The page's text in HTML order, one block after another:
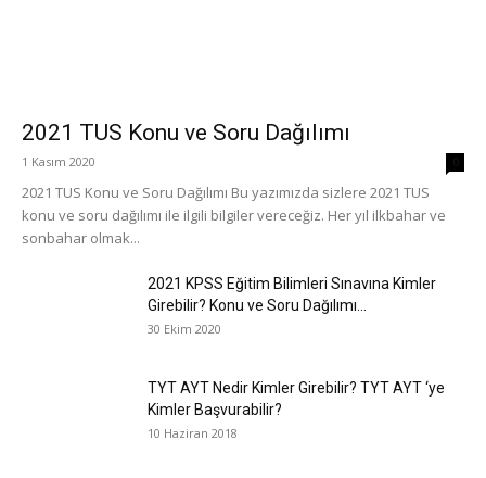
2021 TUS Konu ve Soru Dağılımı
1 Kasım 2020
2021 TUS Konu ve Soru Dağılımı Bu yazımızda sizlere 2021 TUS
konu ve soru dağılımı ile ilgili bilgiler vereceğiz. Her yıl ilkbahar ve
sonbahar olmak...
2021 KPSS Eğitim Bilimleri Sınavına Kimler
Girebilir? Konu ve Soru Dağılımı...
30 Ekim 2020
TYT AYT Nedir Kimler Girebilir? TYT AYT ‘ye
Kimler Başvurabilir?
10 Haziran 2018